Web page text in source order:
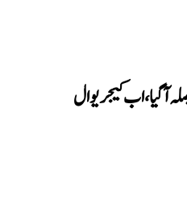
آ گیا، اب کیجریوال